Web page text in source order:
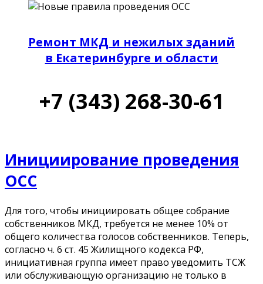
Ремонт МКД и нежилых зданий
в Екатеринбурге и области
+7 (343) 268-30-61
Инициирование проведения
ОСС
Для того, чтобы инициировать общее собрание
собственников МКД, требуется не менее 10% от
общего количества голосов собственников. Теперь,
согласно ч. 6 ст. 45 Жилищного кодекса РФ,
инициативная группа имеет право уведомить ТСЖ
или обслуживающую организацию не только в